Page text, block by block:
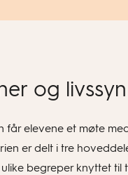
og livssyn
får elevene et møte
er delt i tre
begreper knyttet til